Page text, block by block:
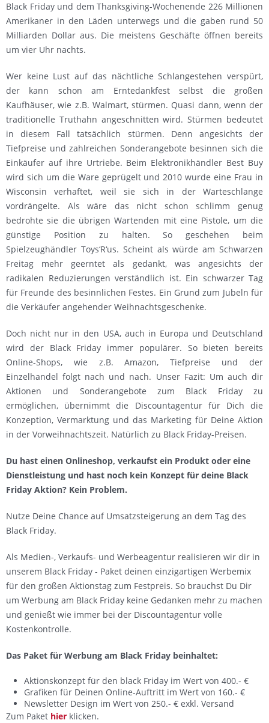
Black Friday und dem Thanksgiving-Wochenende 226 Millionen
Amerikaner in den Läden unterwegs und die gaben rund 50
Milliarden Dollar aus. Die meistens Geschäfte öffnen bereits
um vier Uhr nachts.
Wer keine Lust auf das nächtliche Schlangestehen verspürt,
der kann schon am Erntedankfest selbst die großen
Kaufhäuser, wie z.B. Walmart, stürmen. Quasi dann, wenn der
traditionelle Truthahn angeschnitten wird. Stürmen bedeutet
in diesem Fall tatsächlich stürmen. Denn angesichts der
Tiefpreise und zahlreichen Sonderangebote besinnen sich die
Einkäufer auf ihre Urtriebe. Beim Elektronikhändler Best Buy
wird sich um die Ware geprügelt und 2010 wurde eine Frau in
Wisconsin verhaftet, weil sie sich in der Warteschlange
vordrängelte. Als wäre das nicht schon schlimm genug
bedrohte sie die übrigen Wartenden mit eine Pistole, um die
günstige Position zu halten. So geschehen beim
Spielzeughändler Toys‘R‘us. Scheint als würde am Schwarzen
Freitag mehr geerntet als gedankt, was angesichts der
radikalen Reduzierungen verständlich ist. Ein schwarzer Tag
für Freunde des besinnlichen Festes. Ein Grund zum Jubeln für
die Verkäufer angehender Weihnachtsgeschenke.
Doch nicht nur in den USA, auch in Europa und Deutschland
wird der Black Friday immer populärer. So bieten bereits
Online-Shops, wie z.B. Amazon, Tiefpreise und der
Einzelhandel folgt nach und nach. Unser Fazit: Um auch dir
Aktionen und Sonderangebote zum Black Friday zu
ermöglichen, übernimmt die Discountagentur für Dich die
Konzeption, Vermarktung und das Marketing für Deine Aktion
in der Vorweihnachtszeit. Natürlich zu Black Friday-Preisen.
Du hast einen Onlineshop, verkaufst ein Produkt oder eine
Dienstleistung und hast noch kein Konzept für deine Black
Friday Aktion? Kein Problem.
Nutze Deine Chance auf Umsatzsteigerung an dem Tag des
Black Friday.
Als Medien-, Verkaufs- und Werbeagentur realisieren wir dir in
unserem Black Friday - Paket deinen einzigartigen Werbemix
für den großen Aktionstag zum Festpreis. So brauchst Du Dir
um Werbung am Black Friday keine Gedanken mehr zu machen
und genießt wie immer bei der Discountagentur volle
Kostenkontrolle.
Das Paket für Werbung am Black Friday beinhaltet:
Aktionskonzept für den black Friday im Wert von 400.- €
Grafiken für Deinen Online-Auftritt im Wert von 160.- €
Newsletter Design im Wert von 250.- € exkl. Versand
Zum Paket hier klicken.